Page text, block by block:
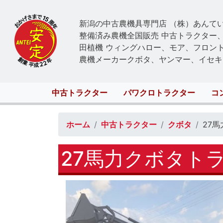
新潟の中古農機具専門店 （株）あんて
整備済み農機全国販売 中古トラクター
田植機 ウィングハロー、モア、フロン
農機メーカークボタ、ヤンマー、イセ
Main
navigation
中古トラクター パワクロトラクター コ
ホーム 中古トラクター クボタ 27馬
27馬力クボタト